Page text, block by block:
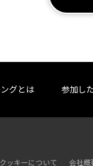
グとは 参加し
クッキーについて 会社概